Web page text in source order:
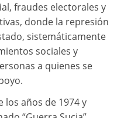
fraudes electorales y
donde la represión
sistemáticamente
sociales y
a quienes se
los años de 1974 y